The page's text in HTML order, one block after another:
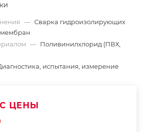
— Сварка гидроизолирующих
— Поливинилхлорид (ПВХ,
испытания, измерение
ЦЕНЫ